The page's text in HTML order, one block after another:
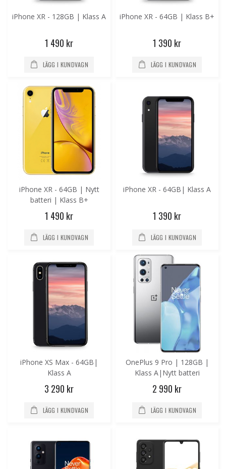
iPhone XR - 128GB | Klass A
1 490 kr
LÄGG I KUNDVAGN
iPhone XR - 64GB | Klass B+
1 390 kr
LÄGG I KUNDVAGN
iPhone XR - 64GB | Nytt
batteri | Klass B+
1 490 kr
LÄGG I KUNDVAGN
iPhone XR - 64GB| Klass A
1 390 kr
LÄGG I KUNDVAGN
iPhone XS Max - 64GB|
Klass A
3 290 kr
LÄGG I KUNDVAGN
OnePlus 9 Pro | 128GB |
Klass A|Nytt batteri
2 990 kr
LÄGG I KUNDVAGN